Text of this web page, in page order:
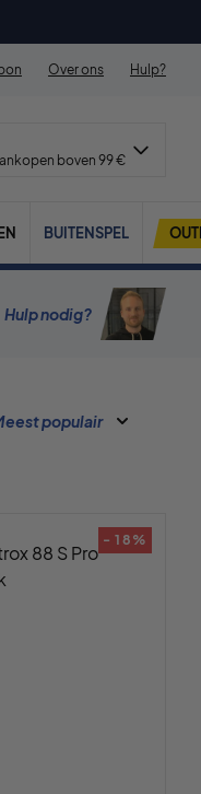
Over ons Hulp?
boven 99 €
BUITENSPEL
Hulp nodig?
populair
- 18%